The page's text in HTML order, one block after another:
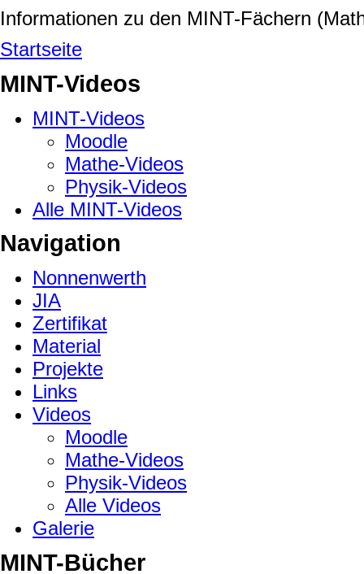
Informationen zu den MINT-Fächern
Startseite
MINT-Videos
MINT-Videos
Moodle
Mathe-Videos
Physik-Videos
Alle MINT-Videos
Navigation
Nonnenwerth
JIA
Zertifikat
Material
Projekte
Links
Videos
Moodle
Mathe-Videos
Physik-Videos
Alle Videos
Galerie
MINT-Bücher